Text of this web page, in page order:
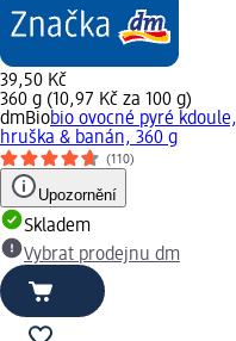
39,50 Kč
360 g (10,97 Kč za 100 g)
dmBiobio ovocné pyré kdoule,
hruška & banán, 360 g
(110)
Upozornění
Skladem
Vybrat prodejnu dm